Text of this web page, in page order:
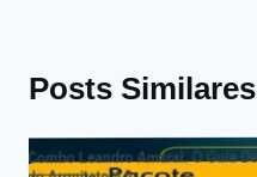
Posts Similares